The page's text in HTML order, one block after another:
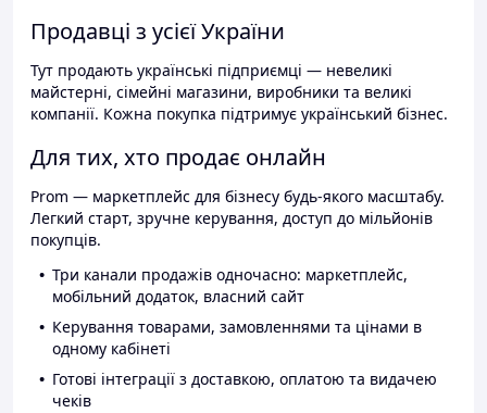
Продавці з усієї України
Тут продають українські підприємці — невеликі
майстерні, сімейні магазини, виробники та великі
компанії. Кожна покупка підтримує український бізнес.
Для тих, хто продає онлайн
Prom — маркетплейс для бізнесу будь-якого масштабу.
Легкий старт, зручне керування, доступ до мільйонів
покупців.
Три канали продажів одночасно: маркетплейс,
мобільний додаток, власний сайт
Керування товарами, замовленнями та цінами в
одному кабінеті
Готові інтеграції з доставкою, оплатою та видачею
чеків